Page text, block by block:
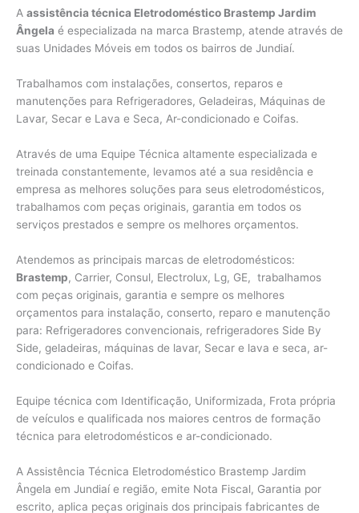
A assistência técnica Eletrodoméstico Brastemp Jardim
Ângela é especializada na marca Brastemp, atende através de
suas Unidades Móveis em todos os bairros de Jundiaí.
Trabalhamos com instalações, consertos, reparos e
manutenções para Refrigeradores, Geladeiras, Máquinas de
Lavar, Secar e Lava e Seca, Ar-condicionado e Coifas.
Através de uma Equipe Técnica altamente especializada e
treinada constantemente, levamos até a sua residência e
empresa as melhores soluções para seus eletrodomésticos,
trabalhamos com peças originais, garantia em todos os
serviços prestados e sempre os melhores orçamentos.
Atendemos as principais marcas de eletrodomésticos:
Brastemp, Carrier, Consul, Electrolux, Lg, GE, trabalhamos
com peças originais, garantia e sempre os melhores
orçamentos para instalação, conserto, reparo e manutenção
para: Refrigeradores convencionais, refrigeradores Side By
Side, geladeiras, máquinas de lavar, Secar e lava e seca, ar-
condicionado e Coifas.
Equipe técnica com Identificação, Uniformizada, Frota própria
de veículos e qualificada nos maiores centros de formação
técnica para eletrodomésticos e ar-condicionado.
A Assistência Técnica Eletrodoméstico Brastemp Jardim
Ângela em Jundiaí e região, emite Nota Fiscal, Garantia por
escrito, aplica peças originais dos principais fabricantes de